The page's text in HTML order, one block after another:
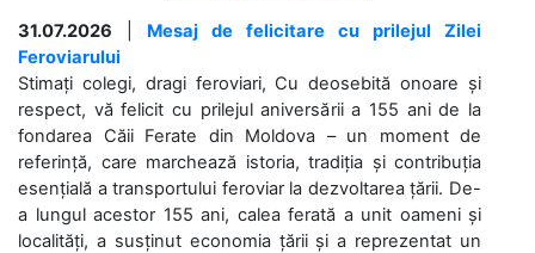
31.07.2026
Mesaj de felicitare cu prilejul Zilei
Feroviarului
Stimați colegi, dragi feroviari, Cu deosebită onoare și
respect, vă felicit cu prilejul aniversării a 155 ani de la
fondarea Căii Ferate din Moldova – un moment de
referință, care marchează istoria, tradiția și contribuția
esențială a transportului feroviar la dezvoltarea țării. De-
a lungul acestor 155 ani, calea ferată a unit oameni și
localități, a susținut economia țării și a reprezentat un